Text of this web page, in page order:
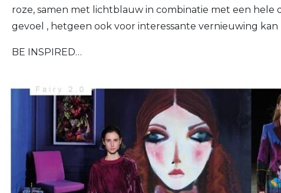
roze, samen met lichtblauw in combinatie met een hele
gevoel , hetgeen ook voor interessante vernieuwing
BE INSPIRED…